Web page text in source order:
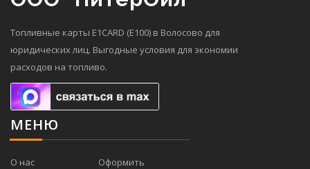
Топливные карты E1CARD (Е100) в Волосово для
юридических лиц. Выгодные условия для экономии
расходов на топливо.
МЕНЮ
О нас
Оформить